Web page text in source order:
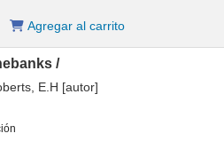
Agregar al carrito
/
E.H [autor]